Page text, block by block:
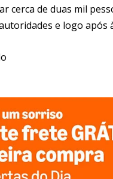
cerca de duas mil
e logo após